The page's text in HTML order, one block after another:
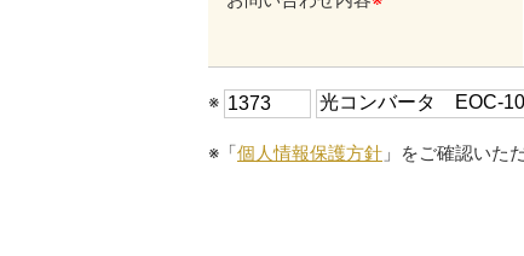
※
※「個人情報保護方針 」をご確認いた